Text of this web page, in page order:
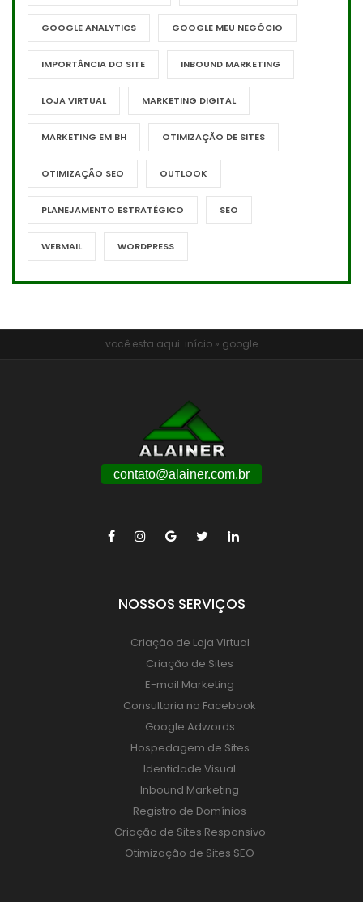
GOOGLE ANALYTICS GOOGLE MEU NEGÓCIO
IMPORTÂNCIA DO SITE INBOUND MARKETING
LOJA VIRTUAL MARKETING DIGITAL
MARKETING EM BH OTIMIZAÇÃO DE SITES
OTIMIZAÇÃO SEO OUTLOOK
PLANEJAMENTO ESTRATÉGICO SEO
WEBMAIL WORDPRESS
você esta aqui: início » google
contato@alainer.com.br
NOSSOS SERVIÇOS
Criação de Loja Virtual
Criação de Sites
E-mail Marketing
Consultoria no Facebook
Google Adwords
Hospedagem de Sites
Identidade Visual
Inbound Marketing
Registro de Domínios
Criação de Sites Responsivo
Otimização de Sites SEO